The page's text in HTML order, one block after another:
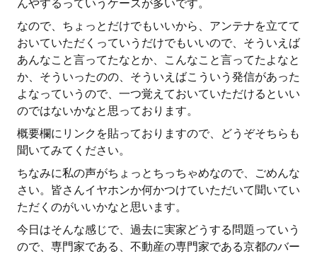
んやするっていうケースが多いです。
なので、ちょっとだけでもいいから、アンテナを立てて
おいていただくっていうだけでもいいので、そういえば
あんなこと言ってたなとか、こんなこと言ってたよなと
か、そういったのの、そういえばこういう発信があった
よなっていうので、一つ覚えておいていただけるといい
のではないかなと思っております。
概要欄にリンクを貼っておりますので、どうぞそちらも
聞いてみてください。
ちなみに私の声がちょっとちっちゃめなので、ごめんな
さい。皆さんイヤホンか何かつけていただいて聞いてい
ただくのがいいかなと思います。
今日はそんな感じで、過去に実家どうする問題っていう
ので、専門家である、不動産の専門家である京都のバー